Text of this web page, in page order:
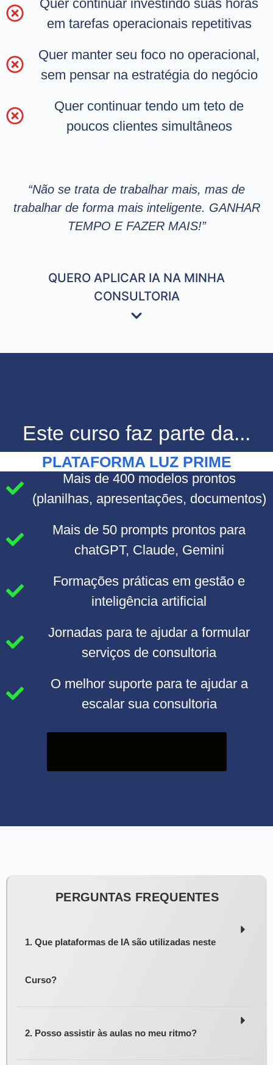
Quer continuar investindo suas horas
em tarefas operacionais repetitivas
Quer manter seu foco no operacional,
sem pensar na estratégia do negócio
Quer continuar tendo um teto de
poucos clientes simultâneos
“Não se trata de trabalhar mais, mas de
trabalhar de forma mais inteligente. GANHAR
TEMPO E FAZER MAIS!”
QUERO APLICAR IA NA MINHA
CONSULTORIA
Este curso faz parte da...
PLATAFORMA LUZ PRIME
Mais de 400 modelos prontos
(planilhas, apresentações, documentos)
Mais de 50 prompts prontos para
chatGPT, Claude, Gemini
Formações práticas em gestão e
inteligência artificial
Jornadas para te ajudar a formular
serviços de consultoria
O melhor suporte para te ajudar a
escalar sua consultoria
PERGUNTAS FREQUENTES
1. Que plataformas de IA são utilizadas neste
Curso?
2. Posso assistir às aulas no meu ritmo?